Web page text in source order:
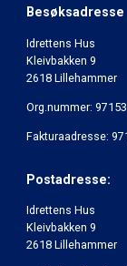
Besøksadresse
Idrettens Hus
Kleivbakken 9
2618 Lillehammer
Org.nummer:
Fakturaadresse:
Postadresse:
Idrettens Hus
Kleivbakken 9
2618 Lillehammer